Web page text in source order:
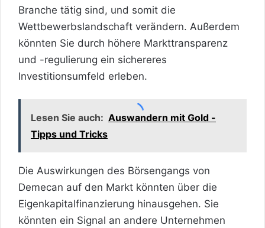
Branche tätig sind, und somit die
Wettbewerbslandschaft verändern. Außerdem
könnten Sie durch höhere Markttransparenz
und -regulierung ein sichereres
Investitionsumfeld erleben.
Lesen Sie auch: Auswandern mit Gold -
Tipps und Tricks
Die Auswirkungen des Börsengangs von
Demecan auf den Markt könnten über die
Eigenkapitalfinanzierung hinausgehen. Sie
könnten ein Signal an andere Unternehmen